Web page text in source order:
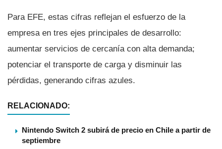
Para EFE, estas cifras reflejan el esfuerzo de la
empresa en tres ejes principales de desarrollo:
aumentar servicios de cercaní­a con alta demanda;
potenciar el transporte de carga y disminuir las
pérdidas, generando cifras azules.
RELACIONADO:
Nintendo Switch 2 subirá de precio en Chile a partir de
septiembre